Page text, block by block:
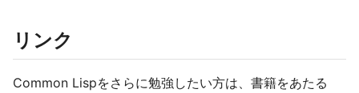
リンク
Common Lispをさらに勉強したい方は、書籍をあたる